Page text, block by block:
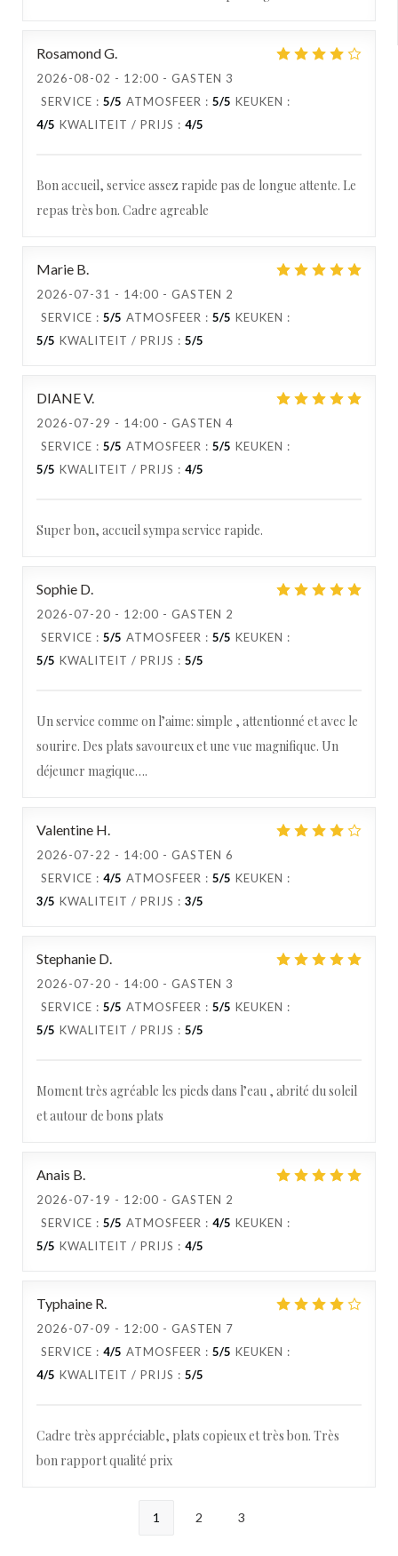
RosamondG
2026-08-02 - 12:00 - GASTEN 3
SERVICE : 5/5 ATMOSFEER : 5/5 KEUKEN :
4/5 KWALITEIT / PRIJS : 4/5
Bon accueil, service assez rapide pas de longue attente. Le
repas très bon. Cadre agreable
Marie B
2026-07-31 - 14:00 - GASTEN 2
SERVICE : 5/5 ATMOSFEER : 5/5 KEUKEN :
5/5 KWALITEIT / PRIJS : 5/5
DIANEV
2026-07-29 - 14:00 - GASTEN 4
SERVICE : 5/5 ATMOSFEER : 5/5 KEUKEN :
5/5 KWALITEIT / PRIJS : 4/5
Super bon, accueil sympa service rapide.
Sophie D
2026-07-20 - 12:00 - GASTEN 2
SERVICE : 5/5 ATMOSFEER : 5/5 KEUKEN :
5/5 KWALITEIT / PRIJS : 5/5
Un service comme on l’aime: simple , attentionné et avec le
sourire. Des plats savoureux et une vue magnifique. Un
déjeuner magique….
Valentine H
2026-07-22 - 14:00 - GASTEN 6
SERVICE : 4/5 ATMOSFEER : 5/5 KEUKEN :
3/5 KWALITEIT / PRIJS : 3/5
Stephanie D
2026-07-20 - 14:00 - GASTEN 3
SERVICE : 5/5 ATMOSFEER : 5/5 KEUKEN :
5/5 KWALITEIT / PRIJS : 5/5
Moment très agréable les pieds dans l’eau , abrité du soleil
et autour de bons plats
Anais B
2026-07-19 - 12:00 - GASTEN 2
SERVICE : 5/5 ATMOSFEER : 4/5 KEUKEN :
5/5 KWALITEIT / PRIJS : 4/5
Typhaine R
2026-07-09 - 12:00 - GASTEN 7
SERVICE : 4/5 ATMOSFEER : 5/5 KEUKEN :
4/5 KWALITEIT / PRIJS : 5/5
Cadre très appréciable, plats copieux et très bon. Très
bon rapport qualité prix
1 2 3